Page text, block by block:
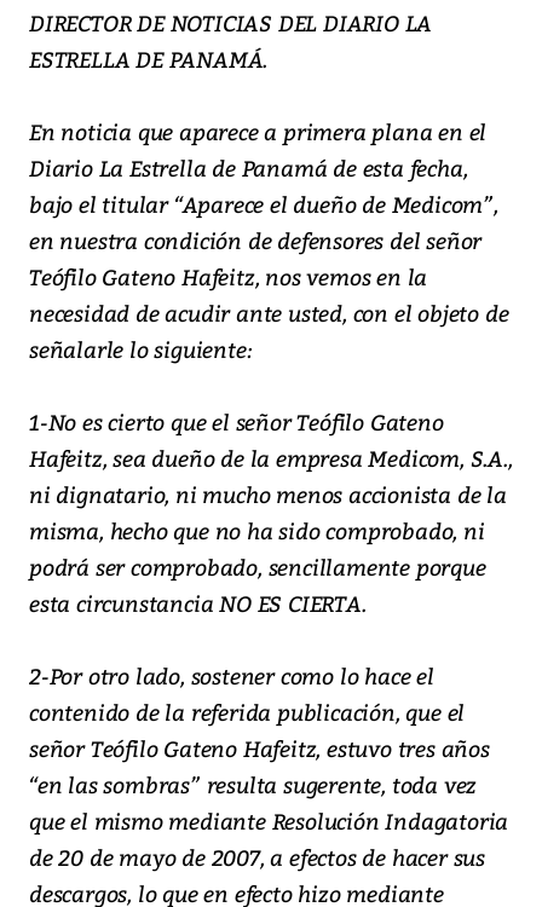
DIRECTOR DE NOTICIAS DEL DIARIO LA
ESTRELLA DE PANAMÁ.
En noticia que aparece a primera plana en el
Diario La Estrella de Panamá de esta fecha,
bajo el titular “Aparece el dueño de Medicom”,
en nuestra condición de defensores del señor
Teófilo Gateno Hafeitz, nos vemos en la
necesidad de acudir ante usted, con el objeto de
señalarle lo siguiente:
1-No es cierto que el señor Teófilo Gateno
Hafeitz, sea dueño de la empresa Medicom, S.A.,
ni dignatario, ni mucho menos accionista de la
misma, hecho que no ha sido comprobado, ni
podrá ser comprobado, sencillamente porque
esta circunstancia NO ES CIERTA.
2-Por otro lado, sostener como lo hace el
contenido de la referida publicación, que el
señor Teófilo Gateno Hafeitz, estuvo tres años
“en las sombras” resulta sugerente, toda vez
que el mismo mediante Resolución Indagatoria
de 20 de mayo de 2007, a efectos de hacer sus
descargos, lo que en efecto hizo mediante